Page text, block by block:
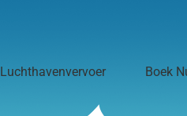
Luchthavenvervoer Boek